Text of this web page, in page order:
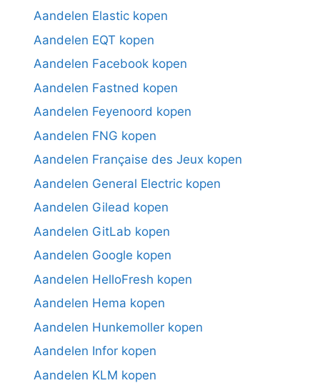
Aandelen Elastic kopen
Aandelen EQT kopen
Aandelen Facebook kopen
Aandelen Fastned kopen
Aandelen Feyenoord kopen
Aandelen FNG kopen
Aandelen Française des Jeux kopen
Aandelen General Electric kopen
Aandelen Gilead kopen
Aandelen GitLab kopen
Aandelen Google kopen
Aandelen HelloFresh kopen
Aandelen Hema kopen
Aandelen Hunkemoller kopen
Aandelen Infor kopen
Aandelen KLM kopen